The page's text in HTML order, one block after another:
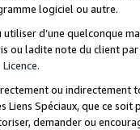
logiciel ou autre.
utiliser d’une quelconque
ou ladite note du client
Licence.
ou
Liens Spéciaux, que ce
demander ou